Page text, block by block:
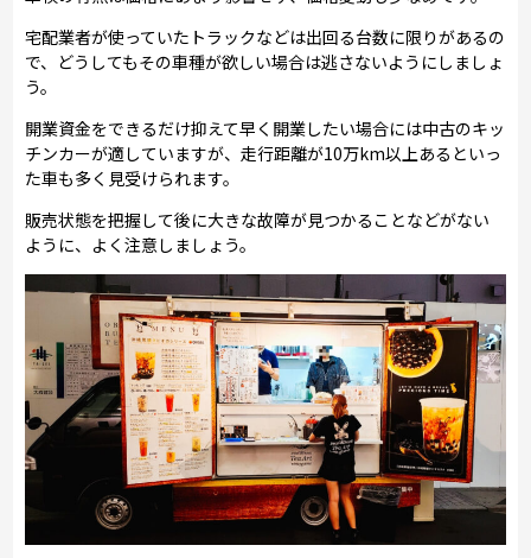
宅配業者が使っていたトラックなどは出回る台数に限りがあるの
で、どうしてもその車種が欲しい場合は逃さないようにしましょ
う。
開業資金をできるだけ抑えて早く開業したい場合には中古のキッ
チンカーが適していますが、走行距離が10万km以上あるといっ
た車も多く見受けられます。
販売状態を把握して後に大きな故障が見つかることなどがない
ように、よく注意しましょう。